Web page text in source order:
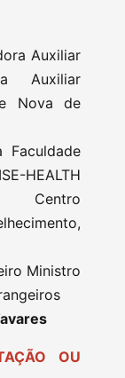
Auxiliar
Auxiliar
Nova de
HEALTH
Centro
Ministro
OU